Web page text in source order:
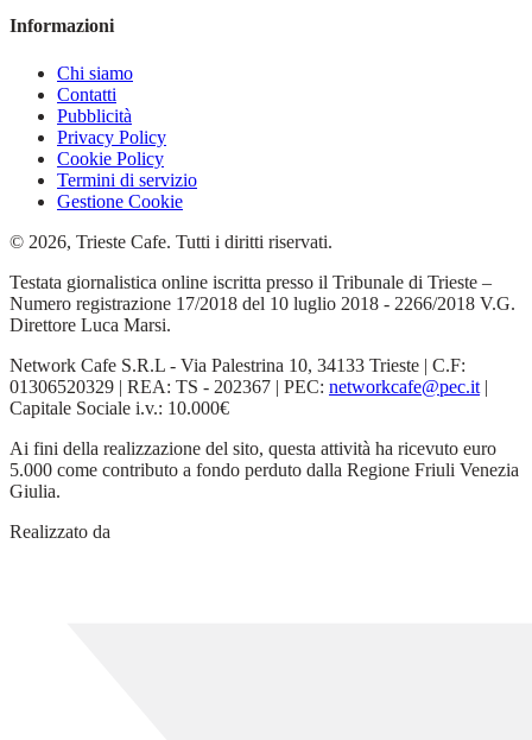
Informazioni
Chi siamo
Contatti
Pubblicità
Privacy Policy
Cookie Policy
Termini di servizio
Gestione Cookie
© 2026, Trieste Cafe. Tutti i diritti riservati.
Testata giornalistica online iscritta presso il Tribunale di Trieste –
Numero registrazione 17/2018 del 10 luglio 2018 - 2266/2018 V.G.
Direttore Luca Marsi.
Network Cafe S.R.L - Via Palestrina 10, 34133 Trieste | C.F:
01306520329 | REA: TS - 202367 | PEC: networkcafe@pec.it |
Capitale Sociale i.v.: 10.000€
Ai fini della realizzazione del sito, questa attività ha ricevuto euro
5.000 come contributo a fondo perduto dalla Regione Friuli Venezia
Giulia.
Realizzato da